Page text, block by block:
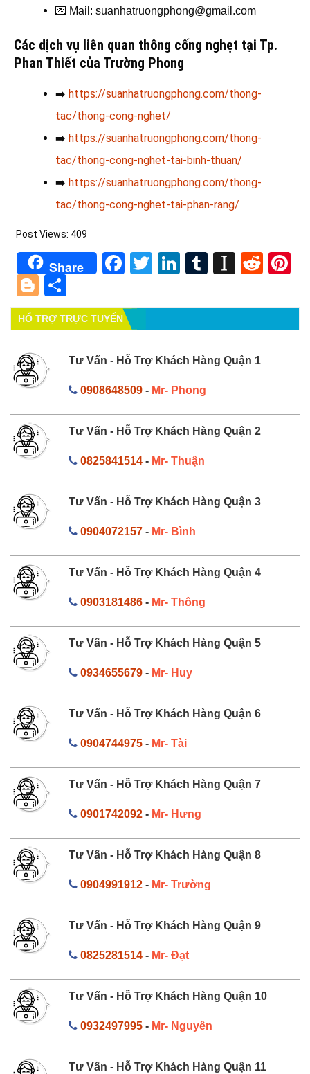
💌 Mail: suanhatruongphong@gmail.com
Các dịch vụ liên quan thông cống nghẹt tại Tp.
Phan Thiết của Trường Phong
➡️ https://suanhatruongphong.com/thong-
tac/thong-cong-nghet/
➡️ https://suanhatruongphong.com/thong-
tac/thong-cong-nghet-tai-binh-thuan/
➡️ https://suanhatruongphong.com/thong-
tac/thong-cong-nghet-tai-phan-rang/
Post Views: 409
Share Facebook
TwitterLinkedIn
Tumblr
Blogger
HỔ TRỢ TRỰC TUYẾN
Tư Vấn - Hỗ Trợ Khách Hàng Quận 1
0908648509- Mr- Phong
Tư Vấn - Hỗ Trợ Khách Hàng Quận 2
0825841514- Mr- Thuận
Tư Vấn - Hỗ Trợ Khách Hàng Quận 3
0904072157- Mr- Bình
Tư Vấn - Hỗ Trợ Khách Hàng Quận 4
0903181486- Mr- Thông
Tư Vấn - Hỗ Trợ Khách Hàng Quận 5
0934655679- Mr- Huy
Tư Vấn - Hỗ Trợ Khách Hàng Quận 6
0904744975- Mr- Tài
Tư Vấn - Hỗ Trợ Khách Hàng Quận 7
0901742092- Mr- Hưng
Tư Vấn - Hỗ Trợ Khách Hàng Quận 8
0904991912- Mr- Trường
Tư Vấn - Hỗ Trợ Khách Hàng Quận 9
0825281514- Mr- Đạt
Tư Vấn - Hỗ Trợ Khách Hàng Quận 10
0932497995- Mr- Nguyên
Tư Vấn - Hỗ Trợ Khách Hàng Quận 11